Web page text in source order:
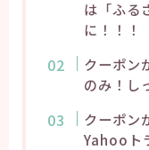
は「ふる
に！！！
クーポン
のみ！し
クーポン
Yahooト